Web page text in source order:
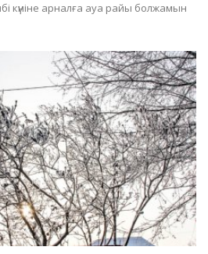
күніне арналға ауа райы болжамын